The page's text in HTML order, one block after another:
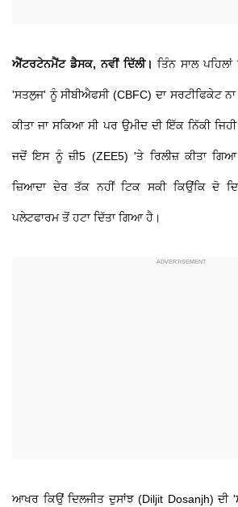
ਐਂਟਰਟੇਨਮੈਂਟ ਡੈਸਕ, ਨਵੀਂ ਦਿੱਲੀ। ਤਿੰਨ ਸਾਲ ਪਹਿਲਾਂ
'ਸਤਲੁਜ' ਨੂੰ ਸੀਬੀਐਫਸੀ (CBFC) ਦਾ ਸਰਟੀਫਿਕੇਟ
ਕੀਤਾ ਜਾ ਸਕਿਆ ਸੀ ਪਰ ਉਮੀਦ ਦੀ ਇੱਕ ਨਿੱਕੀ
ਜਦੋਂ ਇਸ ਨੂੰ ਜ਼ੀ5 (ZEE5) 'ਤੇ ਰਿਲੀਜ਼ ਕੀਤਾ
ਜ਼ਿਆਦਾ ਦੇਰ ਤੱਕ ਨਹੀਂ ਟਿਕ ਸਕੀ ਕਿਉਂਕਿ ਦੋ
ਪਲੇਟਫਾਰਮ ਤੋਂ ਹਟਾ ਦਿੱਤਾ ਗਿਆ ਹੈ।
ਆਖਰ ਕਿਉਂ ਦਿਲਜੀਤ ਦੁਸਾਂਝ (Diljit Dosanjh)